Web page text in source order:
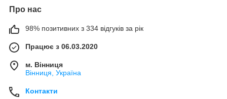
Про нас
98% позитивних з 334 відгуків за рік
Працює з 06.03.2020
м. Вінниця
Вінниця, Україна
Контакти